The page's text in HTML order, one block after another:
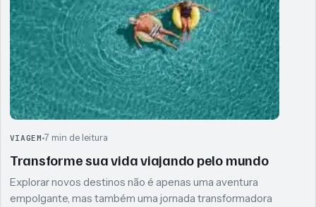
VIAGEM 7 min de leitura
Transforme sua vida viajando pelo mundo
Explorar novos destinos não é apenas uma aventura
empolgante, mas também uma jornada transformadora